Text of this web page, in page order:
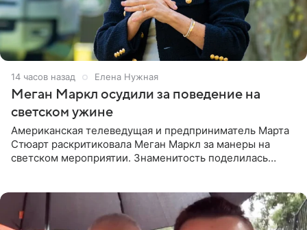
14 часов назад Елена Нужная
Меган Маркл осудили за поведение на
светском ужине
Американская телеведущая и предприниматель Марта
Стюарт раскритиковала Меган Маркл за манеры на
светском мероприятии. Знаменитость поделилась